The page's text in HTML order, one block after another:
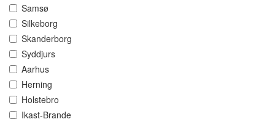
Samsø
Silkeborg
Skanderborg
Syddjurs
Aarhus
Herning
Holstebro
Ikast-Brande